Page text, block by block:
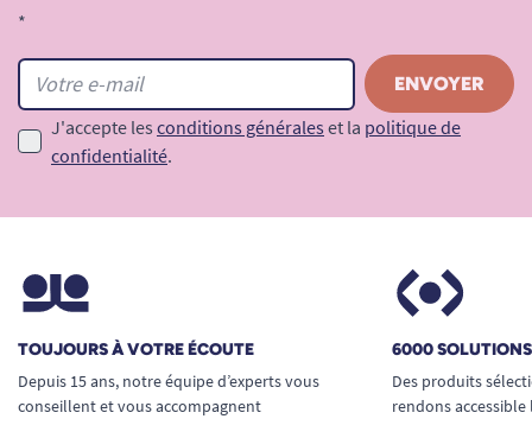
*
J'accepte les conditions générales et la politique de
confidentialité.
TOUJOURS À VOTRE ÉCOUTE
Depuis 15 ans, notre équipe d’experts vous
conseillent et vous accompagnent
6000
Des produits
rendons